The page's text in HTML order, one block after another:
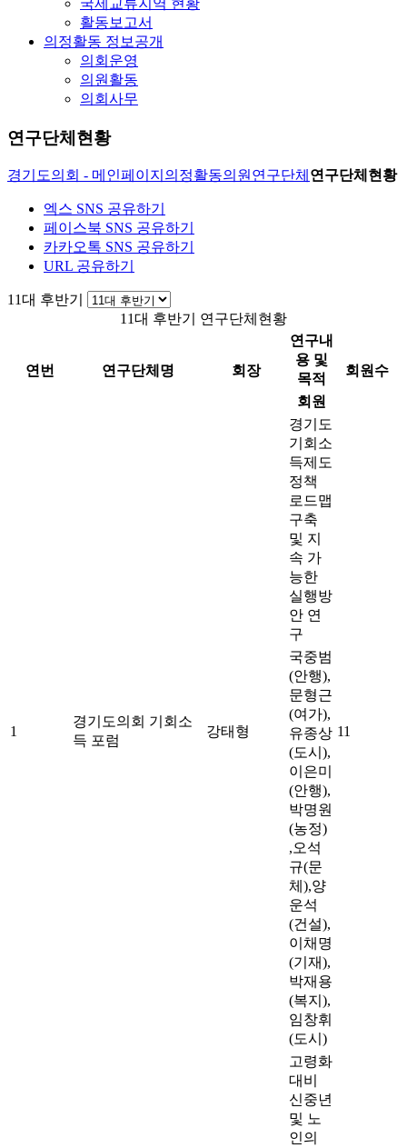
국제교류지역 현황
활동보고서
의정활동 정보공개
의회운영
의원활동
의회사무
연구단체현황
경기도의회 - 메인페이지 의정활동의원연구단체 연구단체현황
엑스 SNS 공유하기
페이스북 SNS 공유하기
카카오톡 SNS 공유하기
URL 공유하기
11대 후반기
11대 후반기 연구단체현황
연번 연구단체명 회장
연구내
용 및
목적
회원수
회원
1
경기도의회 기회소
득 포럼
강태형
경기도
기회소
득제도
정책
로드맵
구축
및 지
속 가
능한
실행방
안 연
구
11
국중범
(안행),
문형근
(여가),
유종상
(도시),
이은미
(안행),
박명원
(농정)
,오석
규(문
체),양
운석
(건설),
이채명
(기재),
박재용
(복지),
임창휘
(도시)
고령화
대비
신중년
및 노
인의